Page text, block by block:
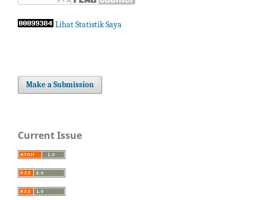
Lihat Statistik Saya
Make a Submission
Current Issue